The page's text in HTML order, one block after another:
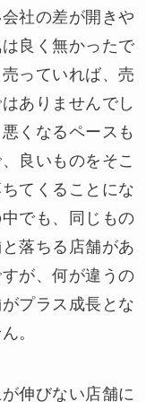
社の差が開きや
良く無かったで
っていれば、売
ありませんでし
くなるペースも
良いものをそこ
てくることにな
でも、同じもの
落ちる店舗があ
が、何が違うの
プラス成長とな
。
伸びない店舗に